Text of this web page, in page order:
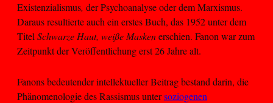
Existenzialismus, der Psychoanalyse oder dem Marxismus.
Daraus resultierte auch ein erstes Buch, das 1952 unter dem
Titel Schwarze Haut, weiße Maskenerschien. Fanon war zum
Zeitpunkt der Veröffentlichung erst 26 Jahre alt.
Fanons bedeutender intellektueller Beitrag bestand darin, die
Phänomenologie des Rassismus untersoziogenen